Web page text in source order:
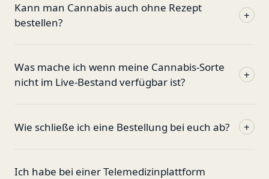
Kann man Cannabis auch ohne Rezept
bestellen?
+
Was mache ich wenn meine Cannabis-Sorte
nicht im Live-Bestand verfügbar ist?
+
Wie schließe ich eine Bestellung bei euch ab? +
Ich habe bei einer Telemedizinplattform